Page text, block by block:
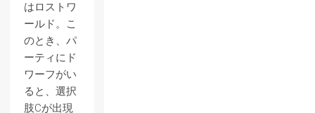
はロストワ
ールド。こ
のとき、パ
ーティにド
ワーフがい
ると、選択
肢Cが出現